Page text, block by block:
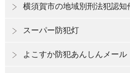
横須賀市の地域別刑法犯認知
スーパー防犯灯
よこすか防犯あんしんメール